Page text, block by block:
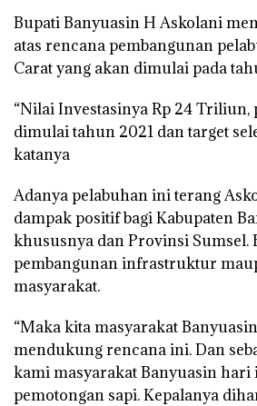
Bupati Banyuasin H Askolani
atas rencana pembangunan
Carat yang akan dimulai pada
“Nilai Investasinya Rp 24 Triliun,
dimulai tahun 2021 dan target
katanya
Adanya pelabuhan ini terang
dampak positif bagi Kabupaten
khususnya dan Provinsi Sumsel.
pembangunan infrastruktur
masyarakat.
“Maka kita masyarakat
mendukung rencana ini. Dan
kami masyarakat Banyuasin
pemotongan sapi. Kepalanya